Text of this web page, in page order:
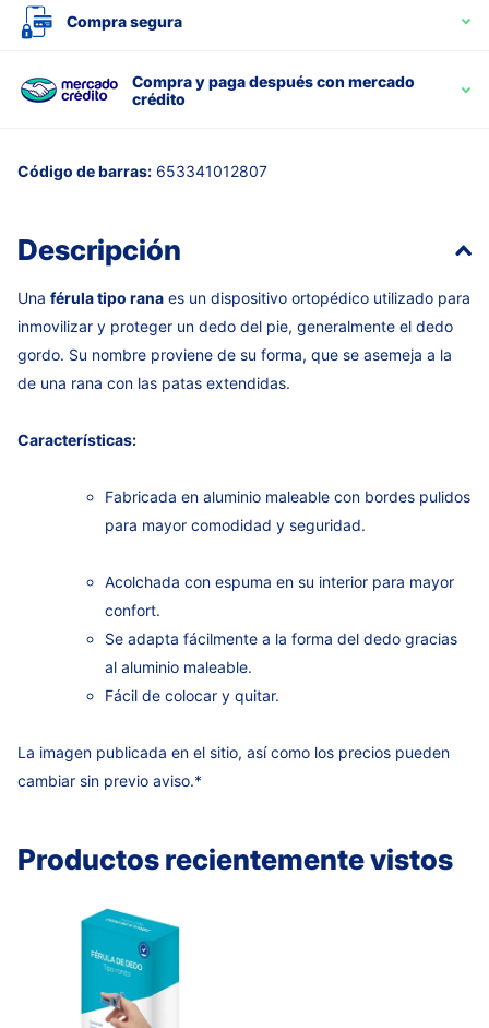
Compra segura
Compra y paga después con mercado
crédito
Código de barras: 653341012807
Descripción
Una férula tipo rana es un dispositivo ortopédico utilizado para
inmovilizar y proteger un dedo del pie, generalmente el dedo
gordo. Su nombre proviene de su forma, que se asemeja a la
de una rana con las patas extendidas.
Características:
Fabricada en aluminio maleable con bordes pulidos
para mayor comodidad y seguridad.
Acolchada con espuma en su interior para mayor
confort.
Se adapta fácilmente a la forma del dedo gracias
al aluminio maleable.
Fácil de colocar y quitar.
La imagen publicada en el sitio, así como los precios pueden
cambiar sin previo aviso.*
Productos recientemente vistos